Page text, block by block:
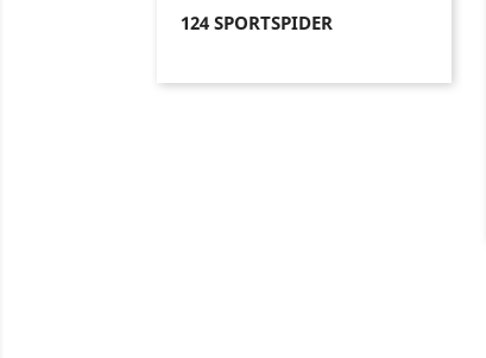
124 SPORTSPIDER